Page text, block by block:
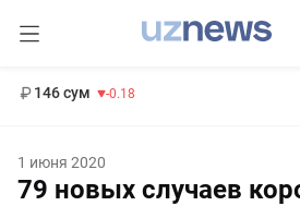
146 сум -0.18
1 июня 2020
79 новых случаев